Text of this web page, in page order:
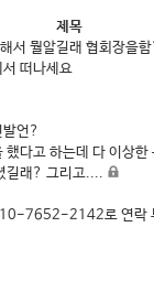
제목
서 뭘알길래 협회장을
떠나세요
언?
다고 하는데 다 이상한
길래? 그리고....
7652-2142로 연락